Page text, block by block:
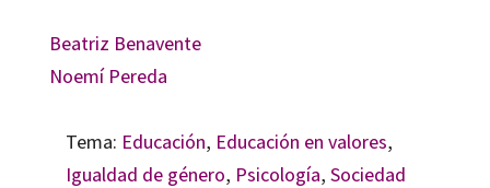
Beatriz Benavente
Noemí Pereda
Tema: Educación, Educación en valores,
Igualdad de género, Psicología, Sociedad